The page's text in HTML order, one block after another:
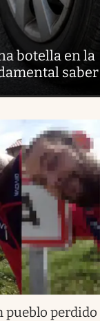
botella en la
saber
pueblo perdido